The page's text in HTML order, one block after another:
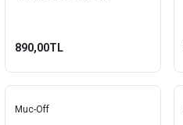
890,00TL
Muc-Off